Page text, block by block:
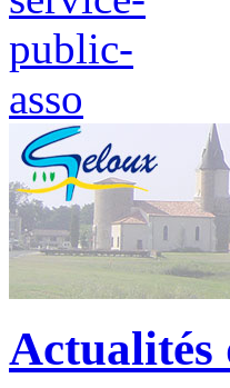
Actualités